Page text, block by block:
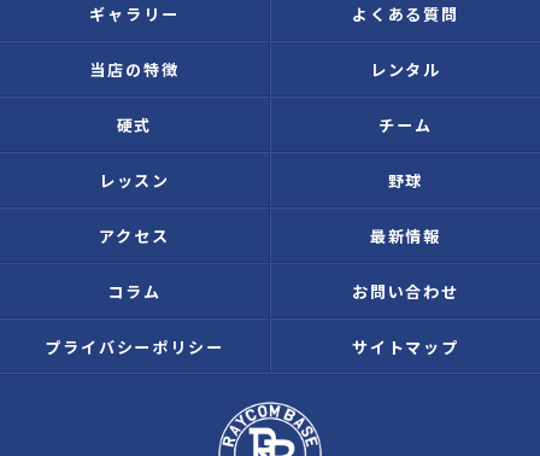
ギャラリー よくある質問
当店の特徴 レンタル
硬式 チーム
レッスン 野球
アクセス 最新情報
コラム お問い合わせ
プライバシーポリシー サイトマップ